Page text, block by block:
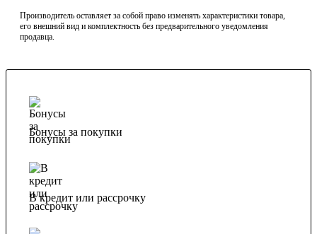
Производитель оставляет за собой право изменять характеристики товара,
его внешний вид и комплектность без предварительного уведомления
продавца.
Бонусы за покупки
В кредит или рассрочку